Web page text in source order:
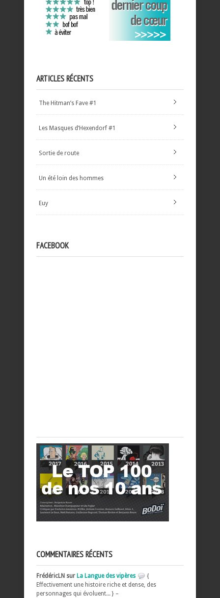
ARTICLES RÉCENTS
The Hitman’s Fave #1
Les Masques d’Hexendorf #1
Sortie de route
Un été loin des hommes
Euy
FACEBOOK
COMMENTAIRES RÉCENTS
FrédéricLN sur La Langue des vipères
{
Effectivement une histoire riche et dense, des
personnages qui évoluent... } –